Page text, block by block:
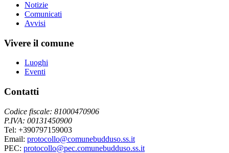
Notizie
Comunicati
Avvisi
Vivere il comune
Luoghi
Eventi
Contatti
Codice fiscale: 81000470906
P.IVA: 00131450900
Tel: +390797159003
Email: protocollo@comunebudduso.ss.it
PEC: protocollo@pec.comunebudduso.ss.it